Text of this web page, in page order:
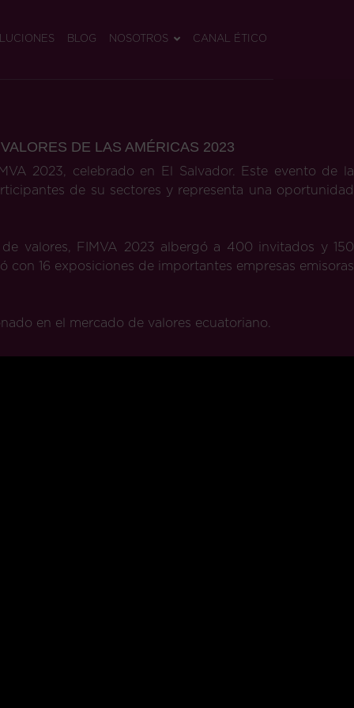
BLOG NOSOTROS CANAL ÉTICO
DE LAS AMÉRICAS 2023
2023, celebrado en El Salvador. Este evento de la
de su sectores y representa una oportunidad
valores, FIMVA 2023 albergó a 400 invitados y 150
16 exposiciones de importantes empresas emisoras
en el mercado de valores ecuatoriano.